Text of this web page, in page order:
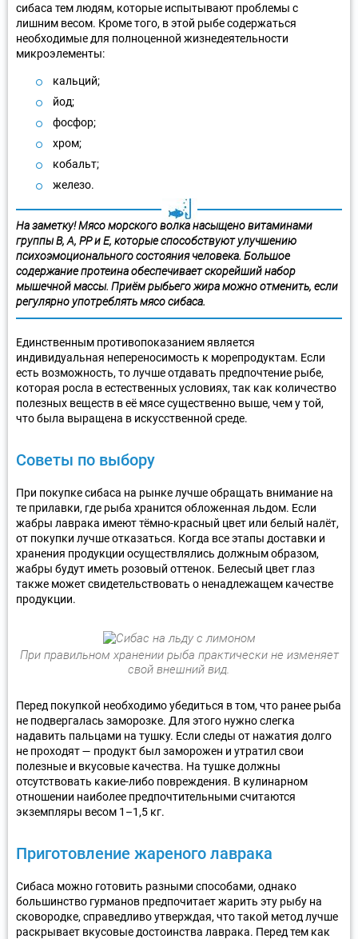
сибаса тем людям, которые испытывают проблемы с
лишним весом. Кроме того, в этой рыбе содержаться
необходимые для полноценной жизнедеятельности
микроэлементы:
кальций;
йод;
фосфор;
хром;
кобальт;
железо.
На заметку! Мясо морского волка насыщено витаминами
группы В, А, РР и Е, которые способствуют улучшению
психоэмоционального состояния человека. Большое
содержание протеина обеспечивает скорейший набор
мышечной массы. Приём рыбьего жира можно отменить, если
регулярно употреблять мясо сибаса.
Единственным противопоказанием является
индивидуальная непереносимость к морепродуктам. Если
есть возможность, то лучше отдавать предпочтение рыбе,
которая росла в естественных условиях, так как количество
полезных веществ в её мясе существенно выше, чем у той,
что была выращена в искусственной среде.
Советы по выбору
При покупке сибаса на рынке лучше обращать внимание на
те прилавки, где рыба хранится обложенная льдом. Если
жабры лаврака имеют тёмно-красный цвет или белый налёт,
от покупки лучше отказаться. Когда все этапы доставки и
хранения продукции осуществлялись должным образом,
жабры будут иметь розовый оттенок. Белесый цвет глаз
также может свидетельствовать о ненадлежащем качестве
продукции.
При правильном хранении рыба практически не изменяет
свой внешний вид.
Перед покупкой необходимо убедиться в том, что ранее рыба
не подвергалась заморозке. Для этого нужно слегка
надавить пальцами на тушку. Если следы от нажатия долго
не проходят — продукт был заморожен и утратил свои
полезные и вкусовые качества. На тушке должны
отсутствовать какие-либо повреждения. В кулинарном
отношении наиболее предпочтительными считаются
экземпляры весом 1–1,5 кг.
Приготовление жареного лаврака
Сибаса можно готовить разными способами, однако
большинство гурманов предпочитает жарить эту рыбу на
сковородке, справедливо утверждая, что такой метод лучше
раскрывает вкусовые достоинства лаврака. Перед тем как